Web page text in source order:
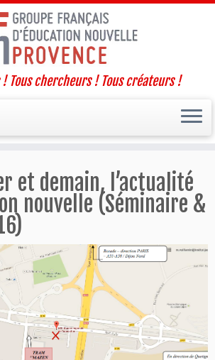
! Tous chercheurs ! Tous créateurs !
et demain, l’actualité
nouvelle (Séminaire &